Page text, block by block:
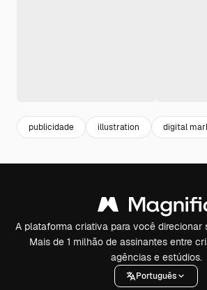
publicidade illustration digital
A plataforma criativa para você direcionar
Mais de 1 milhão de assinantes entre
agências e estúdios.
Português